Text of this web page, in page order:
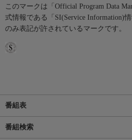
このマークは「Official Program Data
式情報である「SI(Service Information)
のみ表記が許されているマークです。
番組表
番組検索